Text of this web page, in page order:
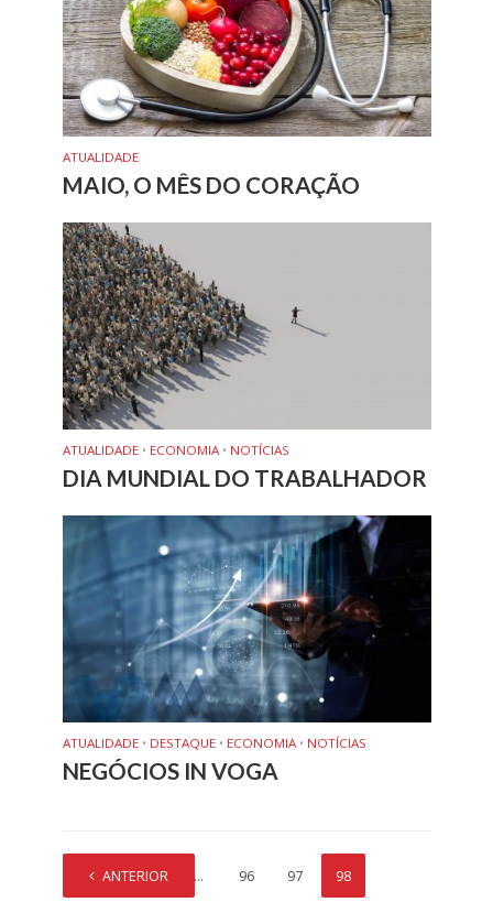
ATUALIDADE
MAIO, O MÊS DO CORAÇÃO
ATUALIDADE • ECONOMIA • NOTÍCIAS
DIA MUNDIAL DO TRABALHADOR
ATUALIDADE • DESTAQUE • ECONOMIA • NOTÍCIAS
NEGÓCIOS IN VOGA
ANTERIOR
1 … 96 97 98